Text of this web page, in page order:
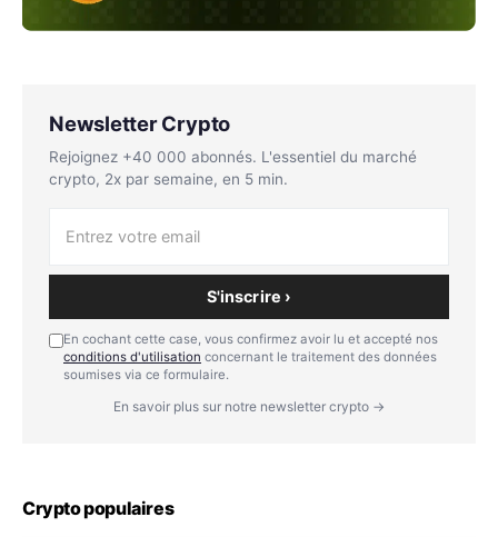
Newsletter Crypto
Rejoignez +40 000 abonnés. L'essentiel du marché
crypto, 2x par semaine, en 5 min.
S'inscrire ›
En cochant cette case, vous confirmez avoir lu et accepté nos
conditions d'utilisation concernant le traitement des données
soumises via ce formulaire.
En savoir plus sur notre newsletter crypto →
Crypto populaires